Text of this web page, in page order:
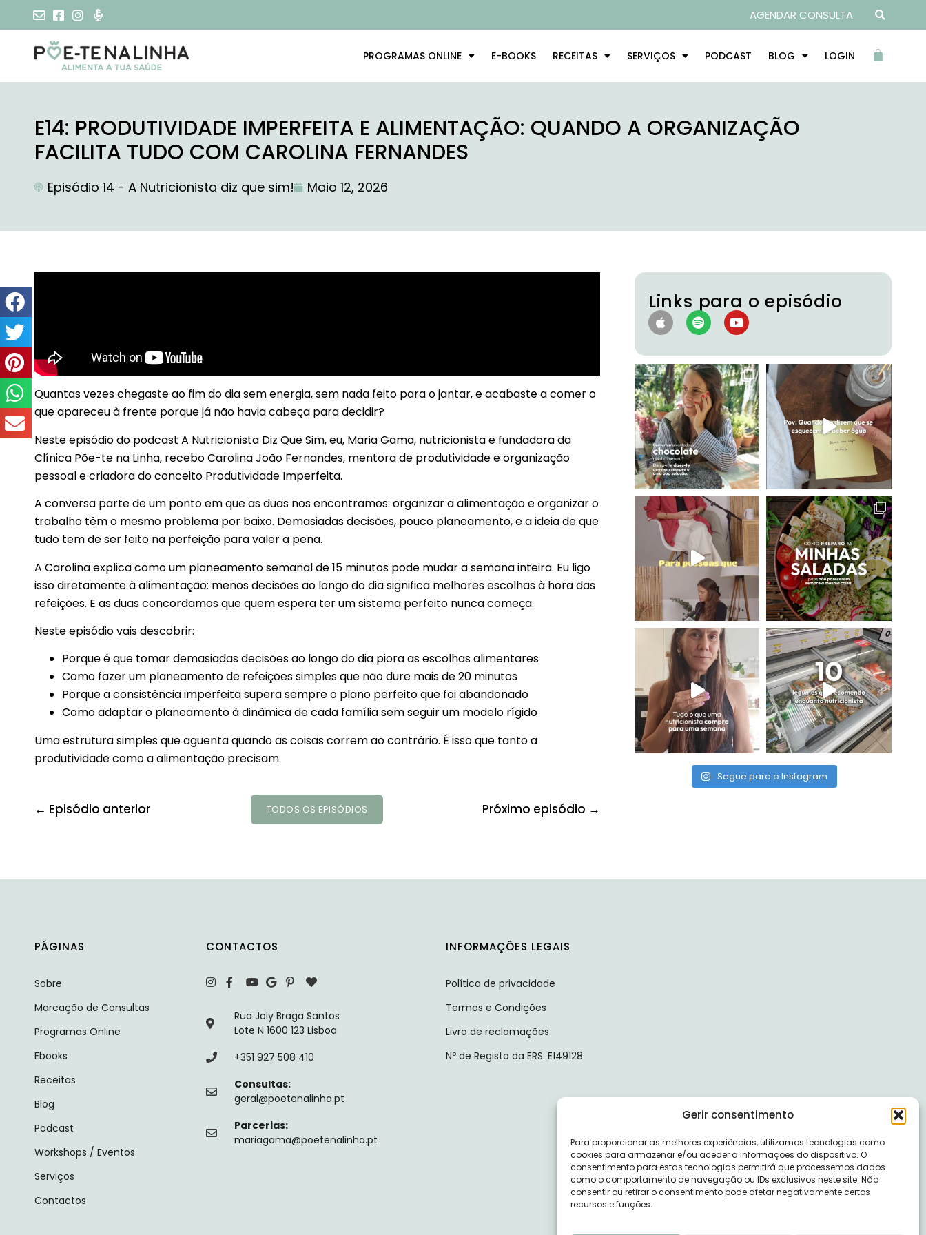
Gerir consentimento
Para proporcionar as melhores experiências, utilizamos tecnologias como
cookies para armazenar e/ou aceder a informações do dispositivo. O
consentimento para estas tecnologias permitirá que processemos dados
como o comportamento de navegação ou IDs exclusivos neste site. Não
consentir ou retirar o consentimento pode afetar negativamente certos
recursos e funções.
AGENDAR CONSULTA
PROGRAMAS ONLINE E-BOOKS RECEITAS SERVIÇOS PODCAST BLOG LOGIN
E14: PRODUTIVIDADE IMPERFEITA E ALIMENTAÇÃO: QUANDO A ORGANIZAÇÃO
FACILITA TUDO COM CAROLINA FERNANDES
Episódio 14 - A Nutricionista diz que sim! Maio 12, 2026
Quantas vezes chegaste ao fim do dia sem energia, sem nada feito para o jantar, e acabaste a comer o
que apareceu à frente porque já não havia cabeça para decidir?
Neste episódio do podcast A Nutricionista Diz Que Sim, eu, Maria Gama, nutricionista e fundadora da
Clínica Põe-te na Linha, recebo Carolina João Fernandes, mentora de produtividade e organização
pessoal e criadora do conceito Produtividade Imperfeita.
A conversa parte de um ponto em que as duas nos encontramos: organizar a alimentação e organizar o
trabalho têm o mesmo problema por baixo. Demasiadas decisões, pouco planeamento, e a ideia de que
tudo tem de ser feito na perfeição para valer a pena.
A Carolina explica como um planeamento semanal de 15 minutos pode mudar a semana inteira. Eu ligo
isso diretamente à alimentação: menos decisões ao longo do dia significa melhores escolhas à hora das
refeições. E as duas concordamos que quem espera ter um sistema perfeito nunca começa.
Neste episódio vais descobrir:
Porque é que tomar demasiadas decisões ao longo do dia piora as escolhas alimentares
Como fazer um planeamento de refeições simples que não dure mais de 20 minutos
Porque a consistência imperfeita supera sempre o plano perfeito que foi abandonado
Como adaptar o planeamento à dinâmica de cada família sem seguir um modelo rígido
Uma estrutura simples que aguenta quando as coisas correm ao contrário. É isso que tanto a
produtividade como a alimentação precisam.
← Episódio anterior TODOS OS EPISÓDIOS Próximo episódio →
Links para o episódio
Segue para o Instagram
PÁGINAS
Sobre
Marcação de Consultas
Programas Online
Ebooks
Receitas
Blog
Podcast
Workshops / Eventos
Serviços
Contactos
CONTACTOS
Rua Joly Braga Santos
Lote N 1600 123 Lisboa
+351 927 508 410
Consultas:
geral@poetenalinha.pt
Parcerias:
mariagama@poetenalinha.pt
INFORMAÇÕES LEGAIS
Política de privacidade
Termos e Condições
Livro de reclamações
Nº de Registo da ERS: E149128